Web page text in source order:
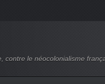
contre le néocolonialisme